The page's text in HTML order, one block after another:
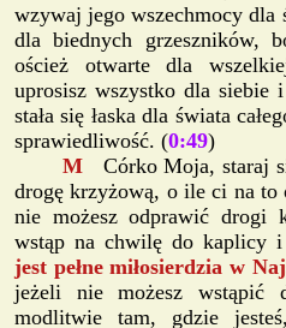
wzywaj jego wszechmocy dla
dla biednych grzeszników,
oścież otwarte dla
uprosisz wszystko dla
stała się łaska dla świata
sprawiedliwość. (0:49)
M Córko Moja, staraj
drogę krzyżową, o ile ci na
nie możesz odprawić drogi
wstąp na chwilę do kaplicy i
jest pełne miłosierdzia w
jeżeli nie możesz wstąpić
modlitwie tam, gdzie